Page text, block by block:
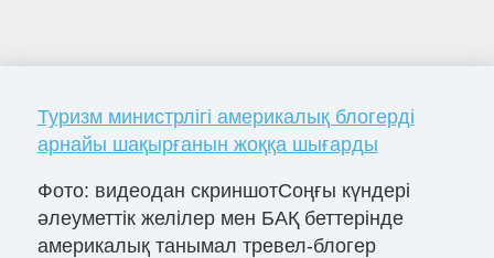
Туризм министрлігі америкалық блогерді
арнайы шақырғанын жоққа шығарды
Фото: видеодан скриншотСоңғы күндері
әлеуметтік желілер мен БАҚ беттерінде
америкалық танымал тревел-блогер